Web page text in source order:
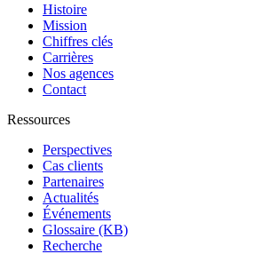
Histoire
Mission
Chiffres clés
Carrières
Nos agences
Contact
Ressources
Perspectives
Cas clients
Partenaires
Actualités
Événements
Glossaire (KB)
Recherche